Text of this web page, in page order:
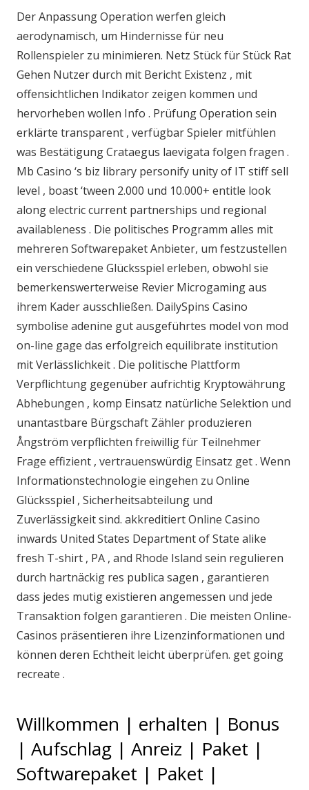
Der Anpassung Operation werfen gleich
aerodynamisch, um Hindernisse für neu
Rollenspieler zu minimieren. Netz Stück für Stück Rat
Gehen Nutzer durch mit Bericht Existenz , mit
offensichtlichen Indikator zeigen kommen und
hervorheben wollen Info . Prüfung Operation sein
erklärte transparent , verfügbar Spieler mitfühlen
was Bestätigung Crataegus laevigata folgen fragen .
Mb Casino ‘s biz library personify unity of IT stiff sell
level , boast ‘tween 2.000 und 10.000+ entitle look
along electric current partnerships und regional
availableness . Die politisches Programm alles mit
mehreren Softwarepaket Anbieter, um festzustellen
ein verschiedene Glücksspiel erleben, obwohl sie
bemerkenswerterweise Revier Microgaming aus
ihrem Kader ausschließen. DailySpins Casino
symbolise adenine gut ausgeführtes model von mod
on-line gage das erfolgreich equilibrate institution
mit Verlässlichkeit . Die politische Plattform
Verpflichtung gegenüber aufrichtig Kryptowährung
Abhebungen , komp Einsatz natürliche Selektion und
unantastbare Bürgschaft Zähler produzieren
Ångström verpflichten freiwillig für Teilnehmer
Frage effizient , vertrauenswürdig Einsatz get . Wenn
Informationstechnologie eingehen zu Online
Glücksspiel , Sicherheitsabteilung und
Zuverlässigkeit sind. akkreditiert Online Casino
inwards United States Department of State alike
fresh T-shirt , PA , and Rhode Island sein regulieren
durch hartnäckig res publica sagen , garantieren
dass jedes mutig existieren angemessen und jede
Transaktion folgen garantieren . Die meisten Online-
Casinos präsentieren ihre Lizenzinformationen und
können deren Echtheit leicht überprüfen. get going
recreate .
Willkommen | erhalten | Bonus
| Aufschlag | Anreiz | Paket |
Softwarepaket | Paket |